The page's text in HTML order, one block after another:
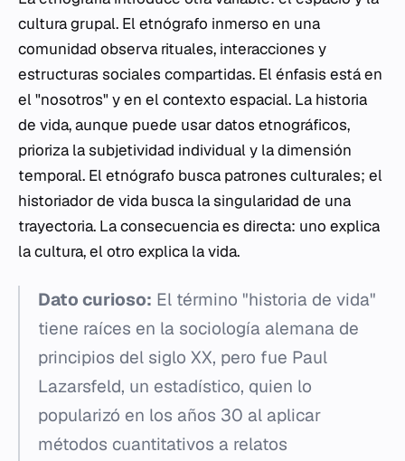
cultura grupal. El etnógrafo inmerso en una
comunidad observa rituales, interacciones y
estructuras sociales compartidas. El énfasis está en
el "nosotros" y en el contexto espacial. La historia
de vida, aunque puede usar datos etnográficos,
prioriza la subjetividad individual y la dimensión
temporal. El etnógrafo busca patrones culturales; el
historiador de vida busca la singularidad de una
trayectoria. La consecuencia es directa: uno explica
la cultura, el otro explica la vida.
Dato curioso: El término "historia de vida"
tiene raíces en la sociología alemana de
principios del siglo XX, pero fue Paul
Lazarsfeld, un estadístico, quien lo
popularizó en los años 30 al aplicar
métodos cuantitativos a relatos